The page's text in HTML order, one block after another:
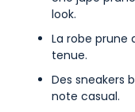
look.
La robe prune
tenue.
Des sneakers
note casual.